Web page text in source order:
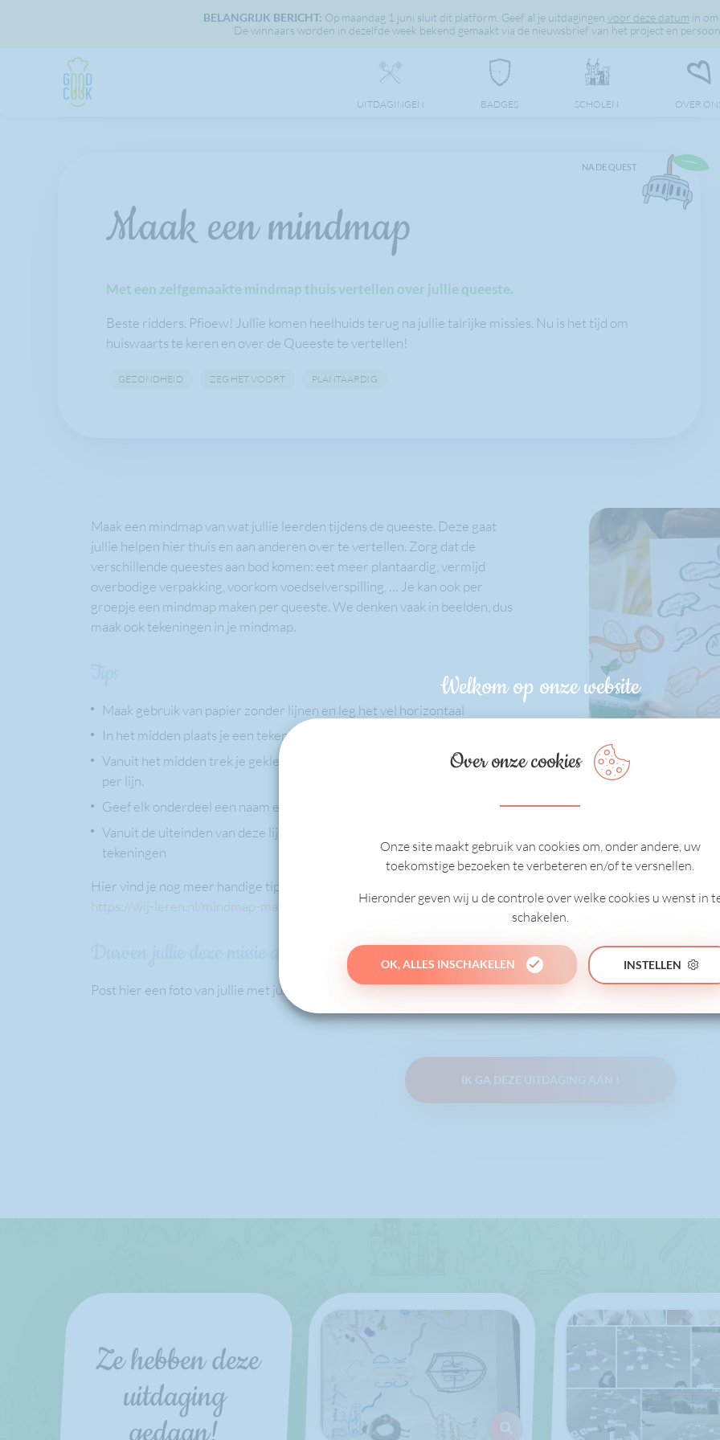
BELANGRIJK BERICHT: Op maandag 1 juni sluit dit platform. Geef al je uitdagingen voor deze datum in
De winnaars worden in dezelfde week bekend gemaakt via de nieuwsbrief van het project en
UITDAGINGEN BADGES SCHOLEN OVER
Maak een mindmap
NA DE QUEST
Met een zelfgemaakte mindmap thuis vertellen over jullie queeste.
Beste ridders. Pfioew! Jullie komen heelhuids terug na jullie talrijke missies. Nu is het tijd om
huiswaarts te keren en over de Queeste te vertellen!
GEZONDHEID ZEG HET VOORT PLANTAARDIG
Maak een mindmap van wat jullie leerden tijdens de queeste. Deze gaat
jullie helpen hier thuis en aan anderen over te vertellen. Zorg dat de
verschillende queestes aan bod komen: eet meer plantaardig, vermijd
overbodige verpakking, voorkom voedselverspilling, … Je kan ook per
groepje een mindmap maken per queeste. We denken vaak in beelden, dus
maak ook tekeningen in je mindmap.
Maak gebruik van papier zonder lijnen en leg het vel horizontaal
In het midden plaats je een tekening van het onderwerp
Vanuit het midden trek je gekleurde lijnen naar buiten, een andere kleur
per lijn.
Geef elk onderdeel een naam en maak er tekeningen bij
Vanuit de uiteinden van deze lijnen kan je weer nieuwe lijnen trekken met
tekeningen
Hier vind je nog meer handige tips en voorbeelden:
https://wij-leren.nl/mindmap-maken-kinderen.php
Post hier een foto van jullie met jullie mindmap(s).
IK GA DEZE UITDAGING AAN !
Ze hebben deze
uitdaging
Welkom op onze website
Over onze cookies
Onze site maakt gebruik van cookies om, onder andere, uw
toekomstige bezoeken te verbeteren en/of te versnellen.
Hieronder geven wij u de controle over welke cookies u wenst in
schakelen.
OK, ALLES INSCHAKELEN INSTELLEN